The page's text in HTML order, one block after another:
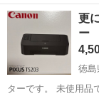
ば、印刷は正常にで…
長野 長野市
更
ー
徳島
ターです。 未